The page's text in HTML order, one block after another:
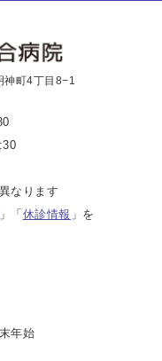
神町4丁目8−1
なります
」「 休診情報 」を
年始